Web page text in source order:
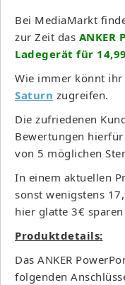
Bei MediaMarkt
zur Zeit das ANKER
Ladegerät für
Wie immer könnt ihr
Saturn zugreifen.
Die zufriedenen
Bewertungen
von 5 möglichen
In einem aktuellen
sonst wenigstens
hier glatte 3€
Produktdetails:
Das ANKER
folgenden